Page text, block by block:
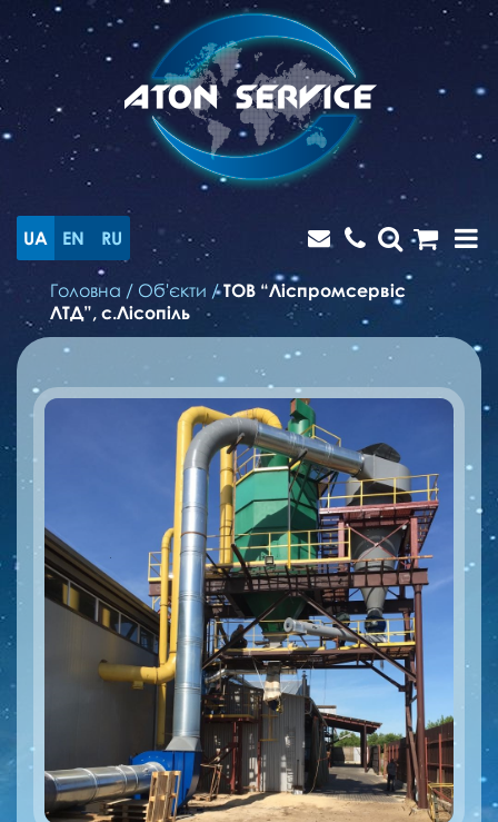
UA EN RU
Головна / Об'єкти /ТОВ “Ліспромсервіс
ЛТД”, с.Лісопіль